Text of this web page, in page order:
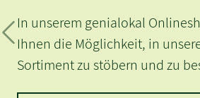
Zurück
unserem genialokal Onlineshop
die Möglichkeit, in unserem
zu stöbern und zu